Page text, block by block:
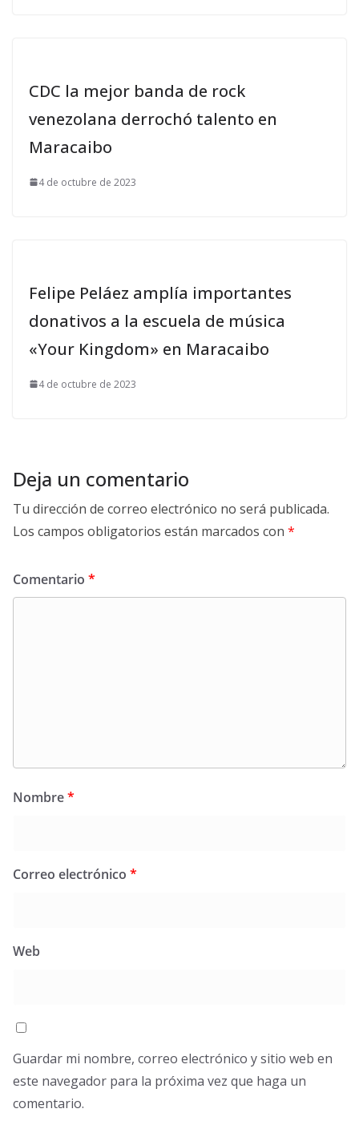
CDC la mejor banda de rock
venezolana derrochó talento en
Maracaibo
4 de octubre de 2023
Felipe Peláez amplía importantes
donativos a la escuela de música
«Your Kingdom» en Maracaibo
4 de octubre de 2023
Deja un comentario
Tu dirección de correo electrónico no será publicada.
Los campos obligatorios están marcados con *
Comentario *
Nombre*
Correo electrónico *
Web
Guardar mi nombre, correo electrónico y sitio web en
este navegador para la próxima vez que haga un
comentario.